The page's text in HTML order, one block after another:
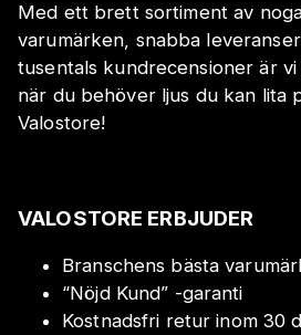
Med ett brett sortiment av
varumärken, snabba
tusentals kundrecensioner är
när du behöver ljus du kan lita
Valostore!
VALOSTORE ERBJUDER
Branschens bästa
“Nöjd Kund” -garanti
Kostnadsfri retur inom 30